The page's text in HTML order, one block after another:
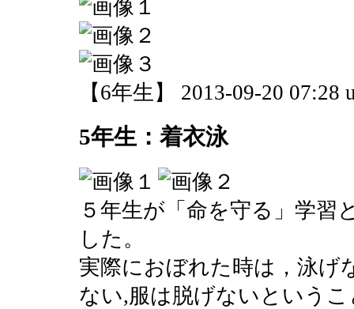
【6年生】 2013-09-20 07:28
5年生：着衣泳
５年生が「命を守る」学習
した。
実際におぼれた時は，泳げ
ない,服は脱げないという